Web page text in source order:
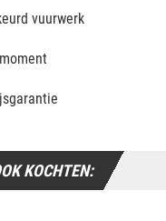
vuurwerk
KOCHTEN: